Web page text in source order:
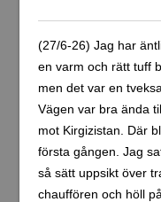
(27/6-26) Jag har
en varm och rätt tuff
men det var en
Vägen var bra ända
mot Kirgizistan. Där
första gången. Jag
så sätt uppsikt över
chauffören och höll